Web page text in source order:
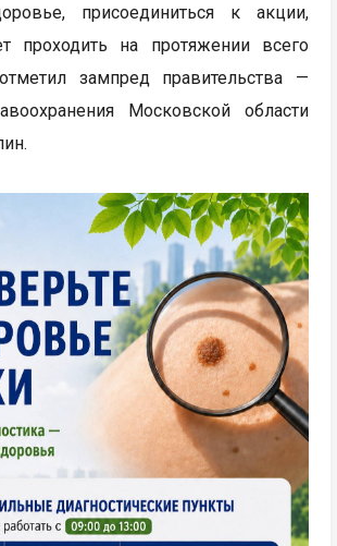
присоединиться к акции,
проходить на протяжении всего
зампред правительства —
Московской области